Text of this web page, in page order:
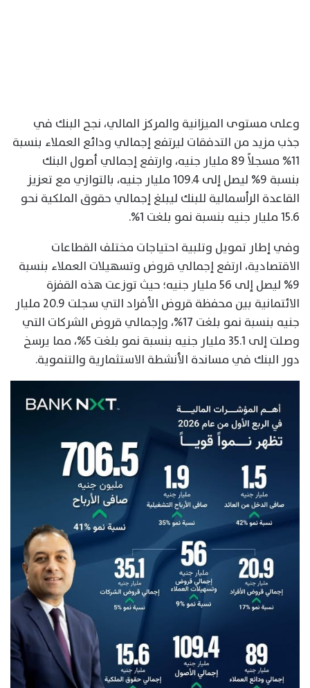
وعلى مستوى الميزانية والمركز المالي، نجح البنك في
جذب مزيد من التدفقات ليرتفع إجمالي ودائع العملاء بنسبة
11% مسجلاً 89 مليار جنيه، وارتفع إجمالي أصول البنك
بنسبة 9% ليصل إلى 109.4 مليار جنيه، بالتوازي مع تعزيز
القاعدة الرأسمالية للبنك ليبلغ إجمالي حقوق الملكية نحو
15.6 مليار جنيه بنسبة نمو بلغت 1%.
وفي إطار تمويل وتلبية احتياجات مختلف القطاعات
الاقتصادية، ارتفع إجمالي قروض وتسهيلات العملاء بنسبة
9% ليصل إلى 56 مليار جنيه؛ حيث توزعت هذه القفزة
الائتمانية بين محفظة قروض الأفراد التي سجلت 20.9 مليار
جنيه بنسبة نمو بلغت 17%، وإجمالي قروض الشركات التي
وصلت إلى 35.1 مليار جنيه بنسبة نمو بلغت 5%، مما يرسخ
دور البنك في مساندة الأنشطة الاستثمارية والتنموية.